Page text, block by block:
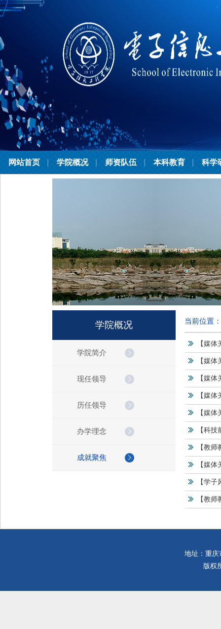
网站首页 学院概况 师资队伍 本科教育 科学
学院概况
学院简介
现任领导
历任领导
办学理念
成就聚焦
当前位置：
【媒
【媒
【媒
【媒
【媒
【科
【教
【媒
【学
【教
地址：重
版权